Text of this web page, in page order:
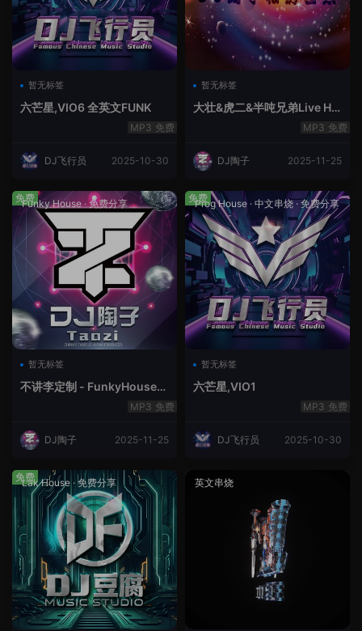
暂无标签
六芒星,VIO6 全英文FUNK
免费
DJ飞行员 2025-10-30
暂无标签
大壮&虎二&半吨兄弟Live Ho
免费
DJ陶子 2025-11-25
Funky House·免费分享
暂无标签
不讲李定制 - FunkyHouse全
免费
DJ陶子 2025-11-25
免费 Prog House · 中文串烧·免费分享
暂无标签
六芒星,VIO1
免费
DJ飞行员 2025-10-30
免费
Lak House · 免费分享
免费 英文串烧